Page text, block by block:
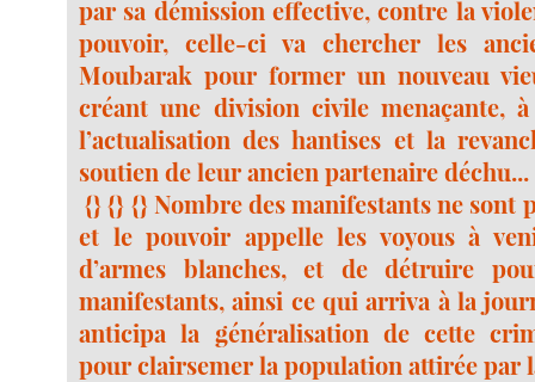
par sa démission effective, contre la
pouvoir, celle-ci va chercher les
Moubarak pour former un nouveau
créant une division civile menaçante,
l’actualisation des hantises et la
soutien de leur ancien partenaire déchu...
{} {} {} Nombre des manifestants ne sont
et le pouvoir appelle les voyous à
d’armes blanches, et de détruire
manifestants, ainsi ce qui arriva à la
anticipa la généralisation de cette
pour clairsemer la population attirée par